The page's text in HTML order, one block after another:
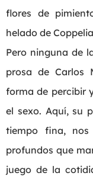
flores de
helado de
Pero ninguna de
prosa de Carlos
forma de percibir
el sexo. Aquí, su
tiempo fina,
profundos que
juego de la